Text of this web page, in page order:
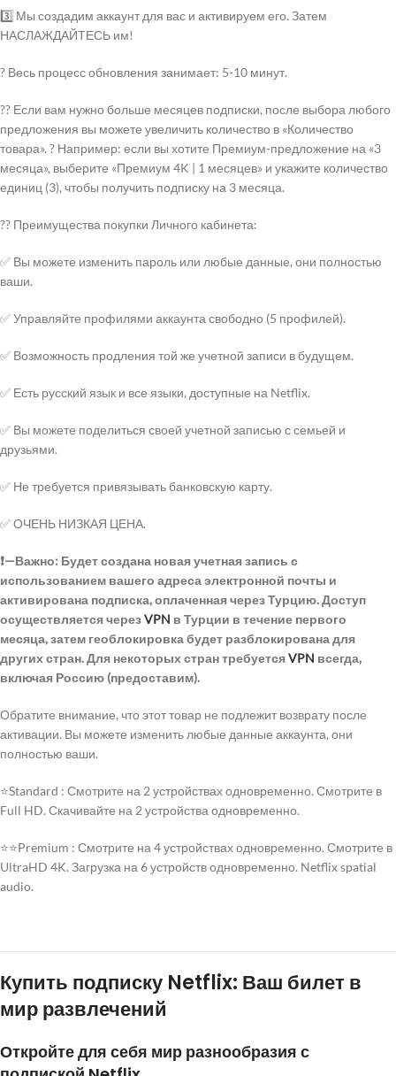
3️⃣ Мы создадим аккаунт для вас и активируем его. Затем
НАСЛАЖДАЙТЕСЬ им!
? Весь процесс обновления занимает: 5-10 минут.
?? Если вам нужно больше месяцев подписки, после выбора любого
предложения вы можете увеличить количество в «Количество
товара». ? Например: если вы хотите Премиум-предложение на «3
месяца», выберите «Премиум 4K | 1 месяцев» и укажите количество
единиц (3), чтобы получить подписку на 3 месяца.
?? Преимущества покупки Личного кабинета:
✅ Вы можете изменить пароль или любые данные, они полностью
ваши.
✅ Управляйте профилями аккаунта свободно (5 профилей).
✅ Возможность продления той же учетной записи в будущем.
✅ Есть русский язык и все языки, доступные на Netflix.
✅ Вы можете поделиться своей учетной записью с семьей и
друзьями.
✅ Не требуется привязывать банковскую карту.
✅ ОЧЕНЬ НИЗКАЯ ЦЕНА.
❗—Важно: Будет создана новая учетная запись с
использованием вашего адреса электронной почты и
активирована подписка, оплаченная через Турцию. Доступ
осуществляется черезVPN в Турции в течение первого
месяца, затем геоблокировка будет разблокирована для
других стран. Для некоторых стран требуетсяVPN всегда,
включая Россию (предоставим).
Обратите внимание, что этот товар не подлежит возврату после
активации. Вы можете изменить любые данные аккаунта, они
полностью ваши.
⭐Standard : Смотрите на 2 устройствах одновременно. Смотрите в
Full HD. Скачивайте на 2 устройства одновременно.
⭐⭐Premium : Смотрите на 4 устройствах одновременно. Смотрите в
UltraHD 4K. Загрузка на 6 устройств одновременно. Netflix spatial
audio.
Купить подписку Netflix: Ваш билет в
мир развлечений
Откройте для себя мир разнообразия с